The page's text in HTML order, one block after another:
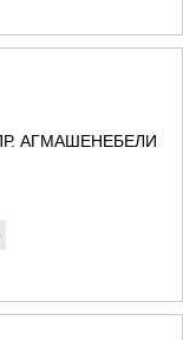
АГМАШЕНЕБЕЛИ